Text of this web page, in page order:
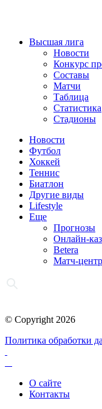
Высшая лига
Новости
Конкурс
Составы
Матчи
Таблица
Статистика
Стадионы
Новости
Футбол
Хоккей
Теннис
Биатлон
Другие виды
Lifestyle
Еще
Прогнозы
Онлайн-
Betera
Матч-центр
© Copyright 2026
Политика обработки
О сайте
Контакты